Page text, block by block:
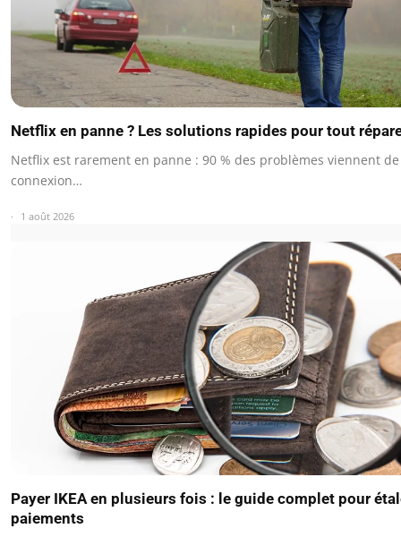
Netflix en panne ? Les solutions rapides pour tout
Netflix est rarement en panne : 90 % des problèmes viennent
connexion…
1 août 2026
Payer IKEA en plusieurs fois : le guide complet pour
paiements